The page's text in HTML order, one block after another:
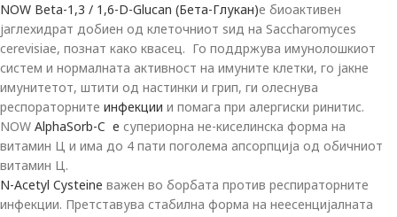
NOW Beta-1,3 / 1,6-D-Glucan (Бета-Глукан)е биоактивен
јаглехидрат добиен од клетoчниот ѕид на Saccharomyces
cerevisiae, познат како квасец. Го поддржува имунолошкиот
систем и нормалната активност на имуните клетки, го јакне
имунитетот, штити од настинки и грип, ги олеснува
респораторните инфекции и помага при алергиски ринитис.
NOW AlphaSorb-C e супериорна не-киселинска форма на
витамин Ц и има до 4 пати поголема апсорпција од обичниот
витамин Ц.
N-Acetyl Cysteine важен во борбата против респираторните
инфекции. Претставува стабилна форма на неесенцијалната